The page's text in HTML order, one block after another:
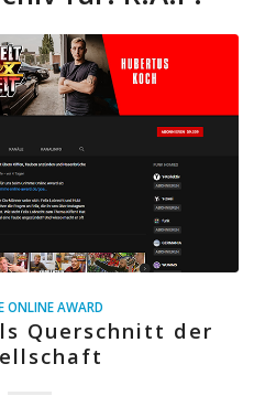
ONLINE AWARD
Querschnitt der